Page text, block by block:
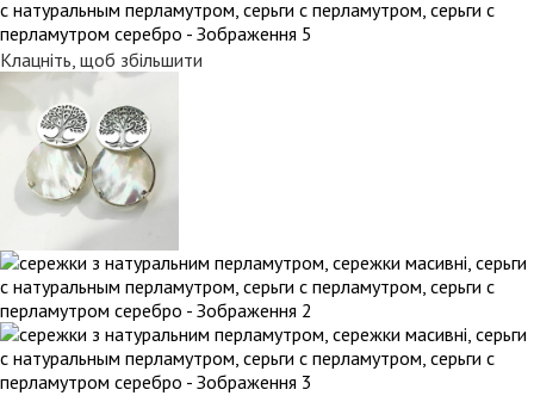
Клацніть, щоб збільшити